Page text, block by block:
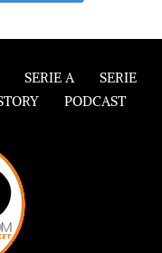
SERIE A
SERIE
PODCAST